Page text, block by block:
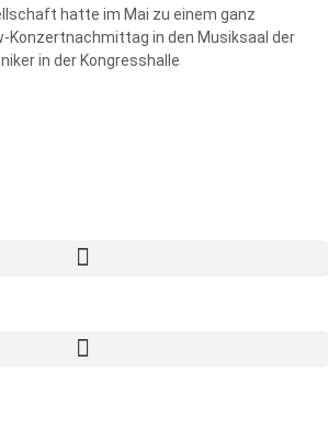
hatte im Mai zu einem ganz
Konzertnachmittag in den Musiksaal der
in der Kongresshalle